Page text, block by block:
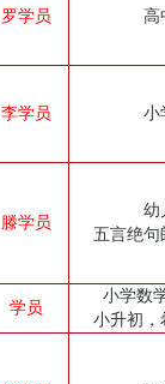
罗学员 高
李学员 小
滕学员
幼
五言绝句
学员
小学数
小升初，